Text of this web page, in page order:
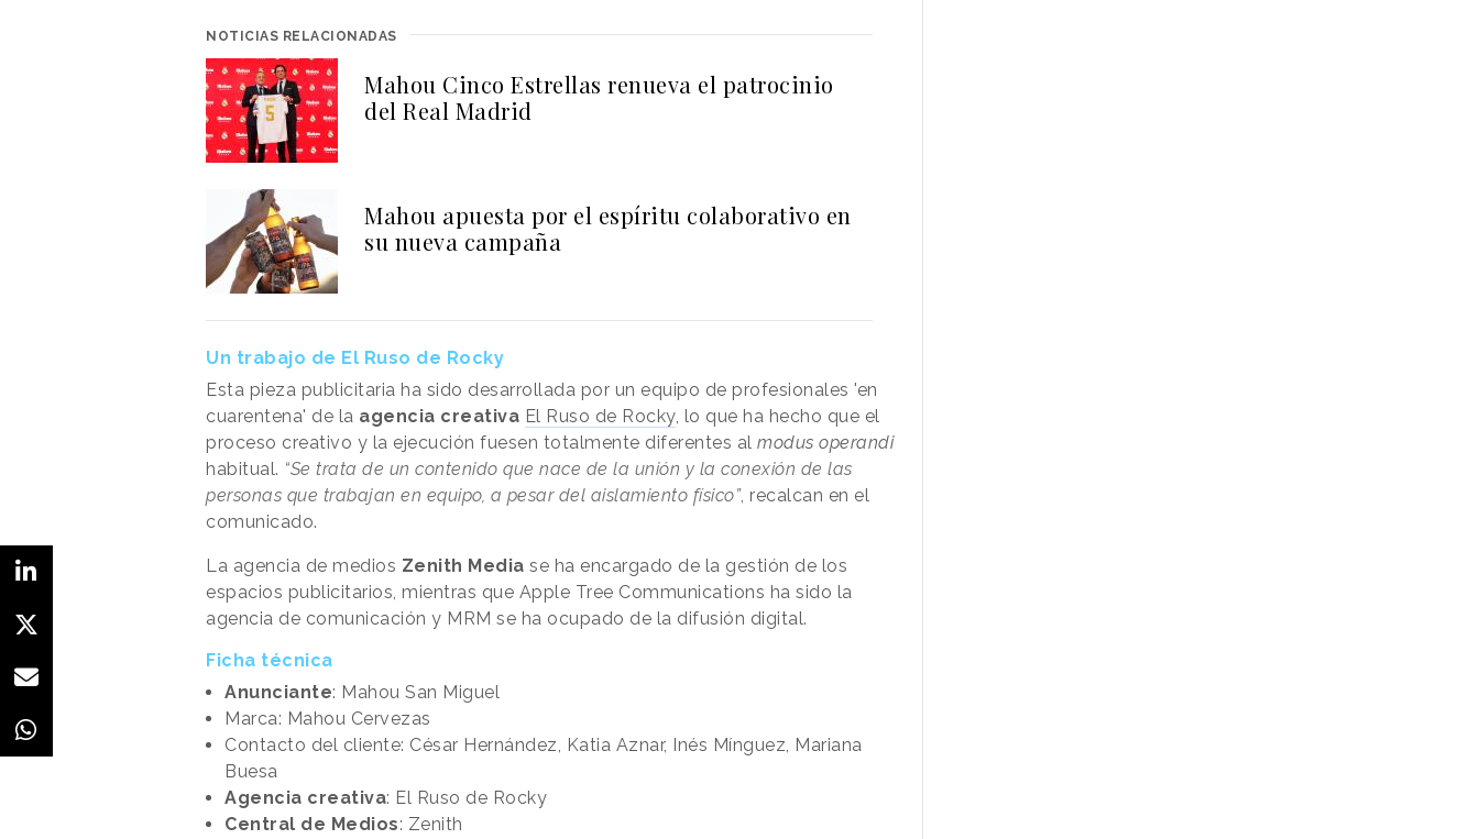
NOTICIAS RELACIONADAS
Mahou Cinco Estrellas renueva el patrocinio
del Real Madrid
Mahou apuesta por el espíritu colaborativo en
su nueva campaña
Un trabajo de El Ruso de Rocky
Esta pieza publicitaria ha sido desarrollada por un equipo de profesionales 'en
cuarentena' de la agencia creativa El Ruso de Rocky, lo que ha hecho que el
proceso creativo y la ejecución fuesen totalmente diferentes al modus operandi
habitual. “Se trata de un contenido que nace de la unión y la conexión de las
personas que trabajan en equipo, a pesar del aislamiento físico”, recalcan en el
comunicado.
La agencia de medios Zenith Media se ha encargado de la gestión de los
espacios publicitarios, mientras que Apple Tree Communications ha sido la
agencia de comunicación y MRM se ha ocupado de la difusión digital.
Ficha técnica
Anunciante: Mahou San Miguel
Marca: Mahou Cervezas
Contacto del cliente: César Hernández, Katia Aznar, Inés Mínguez, Mariana
Buesa
Agencia creativa: El Ruso de Rocky
Central de Medios: Zenith